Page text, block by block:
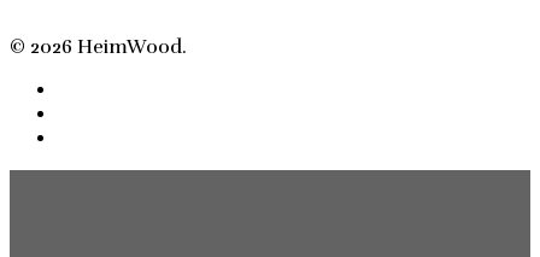
© 2026 HeimWood.